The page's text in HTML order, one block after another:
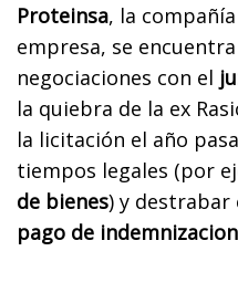
Proteinsa, la
empresa, se
negociaciones con el
la quiebra de la ex
la licitación el año
tiempos legales (por
de bienes) y destrabar
pago de